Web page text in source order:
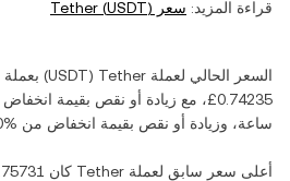
قراءة المزيد: سعر Tether (USDT)
السعر الحالي لعملة ‏ Tether
(‏
USDT) بعملة ‏
، مع زيادة أو نقص بقيمة ‏ انخفاض
ساعة، وزيادة أو نقص بقيمة ‏ انخفاض من ‏
أعلى سعر سابق لعملة ‏ Tether كان ‏